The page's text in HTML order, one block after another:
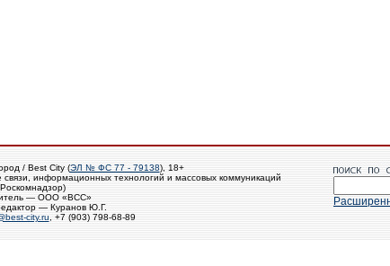
/ Best City (ЭЛ № ФС 77 - 79138), 18+
информационных технологий и массовых коммуникаций
— ООО «ВСС»
— Куранов Ю.Г.
city.ru , +7 (903) 798-68-89